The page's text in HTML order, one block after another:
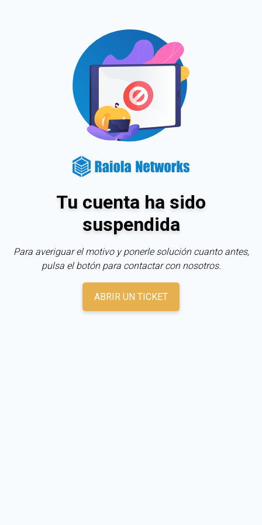
Tu cuenta ha sido
suspendida
Para averiguar el motivo y ponerle solución cuanto antes,
pulsa el botón para contactar con nosotros.
ABRIR UN TICKET